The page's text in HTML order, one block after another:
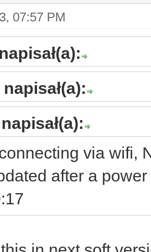
07:57 PM
via wifi,
after a